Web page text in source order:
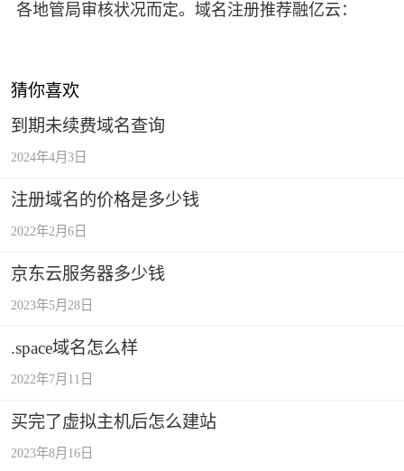
各地管局审核状况而定。域名注册推荐融亿云：
猜你喜欢
到期未续费域名查询
2024年4月3日
注册域名的价格是多少钱
2022年2月6日
京东云服务器多少钱
2023年5月28日
.space域名怎么样
2022年7月11日
买完了虚拟主机后怎么建站
2023年8月16日